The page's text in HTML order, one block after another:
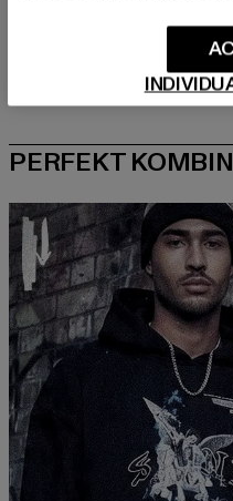
PERFEKT